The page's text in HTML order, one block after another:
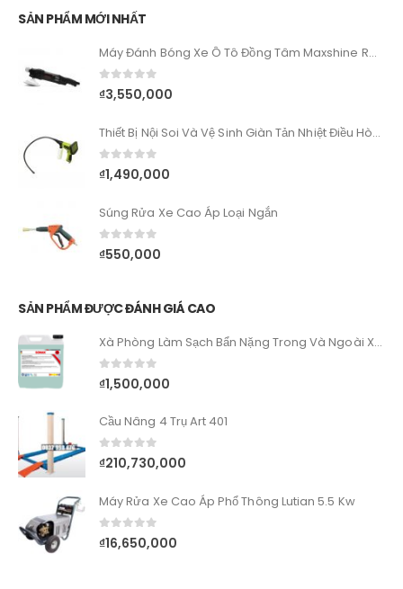
SẢN PHẨM MỚI NHẤT
Máy Đánh Bóng Xe Ô Tô Đồng Tâm Maxshine RO M1000
0out of 5
₫3,550,000
Thiết Bị Nội Soi Và Vệ Sinh Giàn Tản Nhiệt Điều Hòa Ô Tô
0out of 5
₫1,490,000
Súng Rửa Xe Cao Áp Loại Ngắn
out of 5
₫550,000
SẢN PHẨM ĐƯỢC ĐÁNH GIÁ CAO
Xà Phòng Làm Sạch Bẩn Nặng Trong Và Ngoài Xe - SONAX SX MultiStar
0out of 5
₫1,500,000
Cầu Nâng 4 Trụ Art 401
0out of 5
₫210,730,000
Máy Rửa Xe Cao Áp Phổ Thông Lutian 5.5 Kw
0out of 5
₫16,650,000